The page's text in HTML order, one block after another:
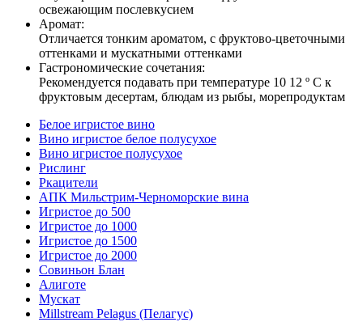
освежающим послевкусием
Аромат:
Отличается тонким ароматом, с фруктово-цветочными
оттенками и мускатными оттенками
Гастрономические сочетания:
Рекомендуется подавать при температуре 10 12 º С к
фруктовым десертам, блюдам из рыбы, морепродуктам
Белое игристое вино
Вино игристое белое полусухое
Вино игристое полусухое
Рислинг
Ркацители
АПК Мильстрим-Черноморские вина
Игристое до 500
Игристое до 1000
Игристое до 1500
Игристое до 2000
Совиньон Блан
Алиготе
Мускат
Millstream Pelagus (Пелагус)